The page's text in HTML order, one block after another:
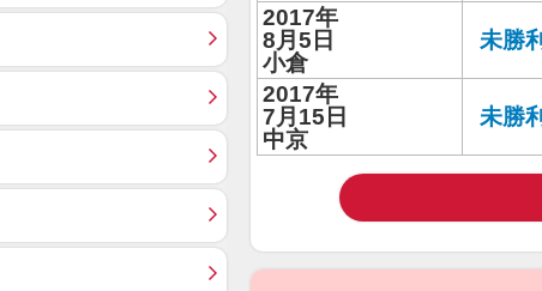
2017年
8月5日
小倉
未勝利
2017年
7月15日
中京
未勝利